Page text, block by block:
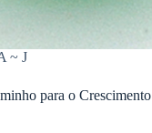
~ J
para o Crescimento